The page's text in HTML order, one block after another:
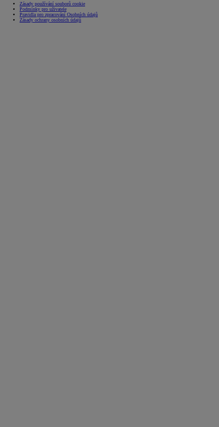
Zásady používání souborů cookie
Podmínky pro uživatele
Pravidla pro zpracování Osobních údajů
Zásady ochrany osobních údajů